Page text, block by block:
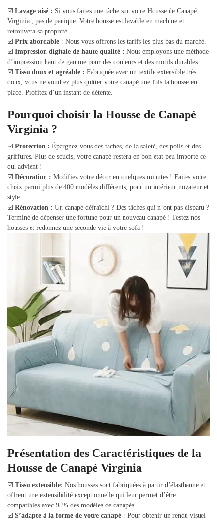
☑️ Lavage aisé : Si vous faites une tâche sur votre Housse de Canapé
Virginia , pas de panique. Votre housse est lavable en machine et
retrouvera sa propreté.
☑️ Prix abordable : Nous vous offrons les tarifs les plus bas du marché.
☑️ Impression digitale de haute qualité : Nous employons une méthode
d’impression haut de gamme pour des couleurs et des motifs durables.
☑️ Tissu doux et agréable : Fabriquée avec un textile extensible très
doux, vous ne voudrez plus quitter votre canapé une fois la housse en
place. Profitez d’un instant de détente.
Pourquoi choisir la Housse de Canapé
Virginia ?
☑️ Protection : Épargnez-vous des taches, de la saleté, des poils et des
griffures. Plus de soucis, votre canapé restera en bon état peu importe ce
qui advient !
☑️ Décoration : Modifiez votre décor en quelques minutes ! Faites votre
choix parmi plus de 400 modèles différents, pour un intérieur novateur et
stylé.
☑️ Rénovation : Un canapé défraîchi ? Des tâches qui n’ont pas disparu ?
Terminé de dépenser une fortune pour un nouveau canapé ! Testez nos
housses et redonnez une seconde vie à votre sofa !
Présentation des Caractéristiques de la
Housse de Canapé Virginia
☑️ Tissu extensible: Nos housses sont fabriquées à partir d’élasthanne et
offrent une extensibilité exceptionnelle qui leur permet d’être
compatibles avec 95% des modèles de canapés.
☑️ S’adapte à la forme de votre canapé : Pour obtenir un rendu visuel